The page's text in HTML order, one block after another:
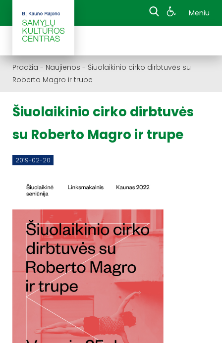
Meniu
Pradžia - Naujienos - Šiuolaikinio cirko dirbtuvės su
Roberto Magro ir trupe
Šiuolaikinio cirko dirbtuvės
su Roberto Magro ir trupe
2019-02-20